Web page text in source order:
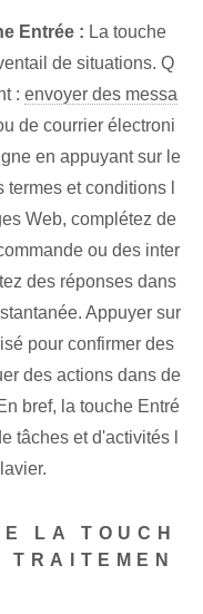
Entrée : La touche ⁤
de situations. ‌Q
: envoyer des messa
de courrier électroni
en appuyant sur le
et conditions l
Web, complétez de
ou des inter
des réponses dans
Appuyer sur
pour confirmer des
des actions dans de
bref, la touche Entré
tâches et d'activités l
LA TOUCH